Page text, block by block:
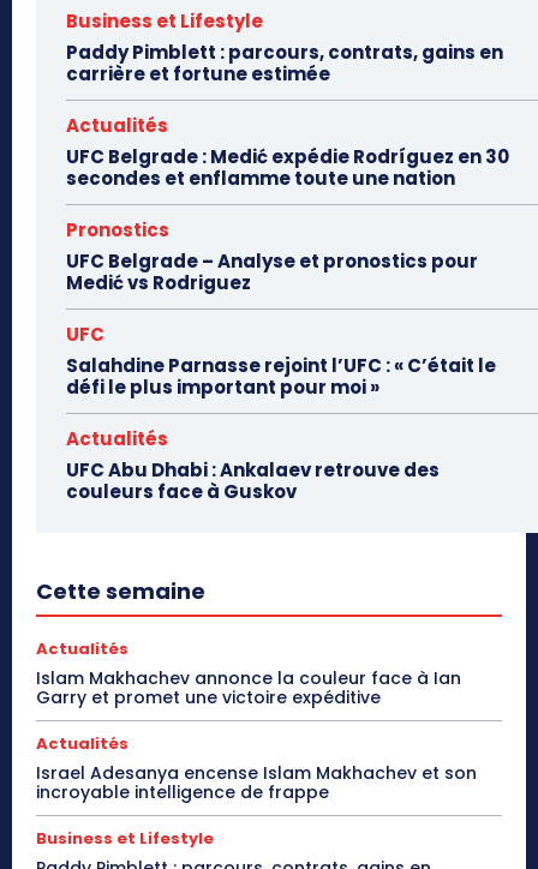
Business et Lifestyle
Paddy Pimblett : parcours, contrats, gains en
carrière et fortune estimée
Actualités
UFC Belgrade : Medić expédie Rodríguez en 30
secondes et enflamme toute une nation
Pronostics
UFC Belgrade – Analyse et pronostics pour
Medić vs Rodriguez
UFC
Salahdine Parnasse rejoint l’UFC : « C’était le
défi le plus important pour moi »
Actualités
UFC Abu Dhabi : Ankalaev retrouve des
couleurs face à Guskov
Cette semaine
Actualités
Islam Makhachev annonce la couleur face à Ian
Garry et promet une victoire expéditive
Actualités
Israel Adesanya encense Islam Makhachev et son
incroyable intelligence de frappe
Business et Lifestyle